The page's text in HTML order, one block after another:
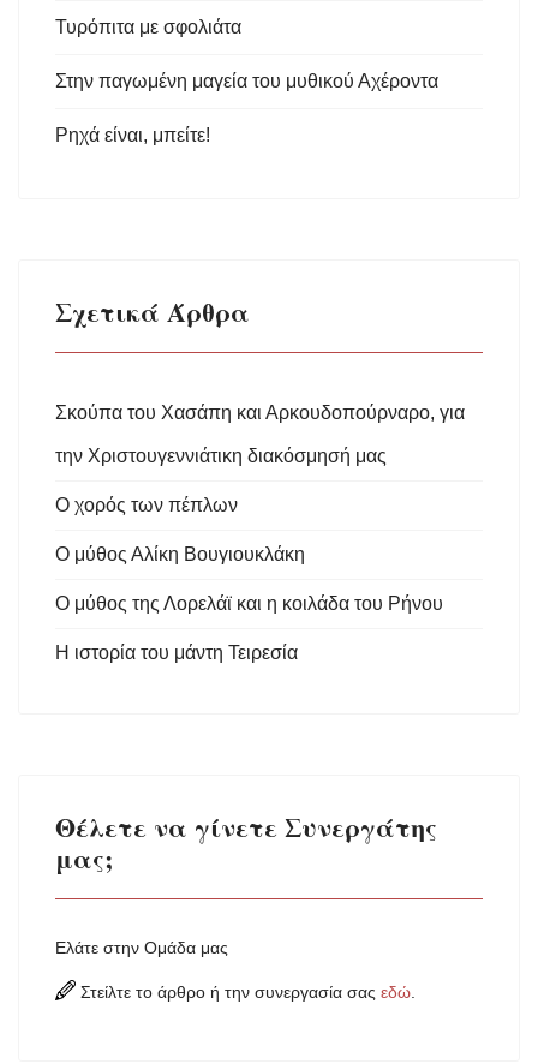
Τυρόπιτα με σφολιάτα
Στην παγωμένη μαγεία του μυθικού Αχέροντα
Ρηχά είναι, μπείτε!
Σχετικά Άρθρα
Σκούπα του Χασάπη και Αρκουδοπούρναρο, για
την Χριστουγεννιάτικη διακόσμησή μας
Ο χορός των πέπλων
Ο μύθος Αλίκη Βουγιουκλάκη
Ο μύθος της Λορελάϊ και η κοιλάδα του Ρήνου
Η ιστορία του μάντη Τειρεσία
Θέλετε να γίνετε Συνεργάτης
μας;
Ελάτε στην Ομάδα μας
Στείλτε το άρθρο ή την συνεργασία σας εδώ